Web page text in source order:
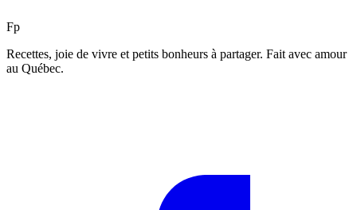
Fp
Recettes, joie de vivre et petits bonheurs à partager. Fait avec amour
au Québec.